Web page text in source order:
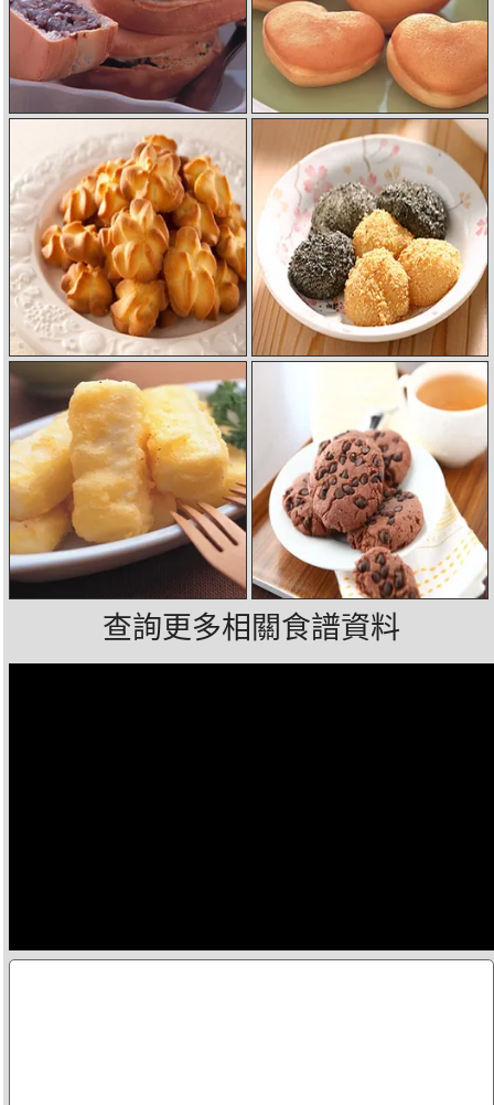
查詢更多相關食譜資料